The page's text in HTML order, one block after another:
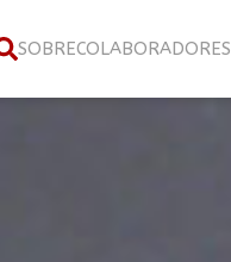
SOBRECOLABORADORES